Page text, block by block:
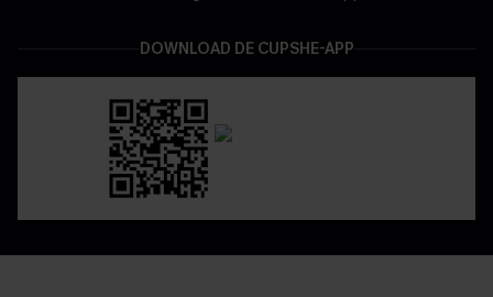
DOWNLOAD DE CUPSHE-APP